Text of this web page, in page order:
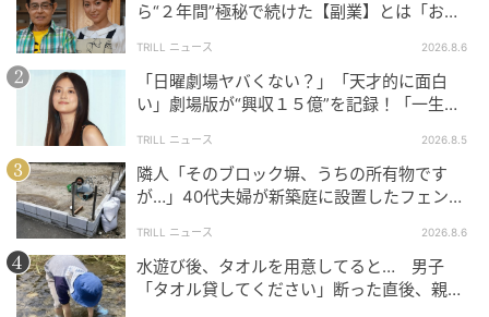
建築家の甲本音々(綾瀬はるかさん)とヒューマノイドの翔(桒木里夢さん)
(C)2026フジテレビジョン・ギャガ・東宝・AOI Pro.
ら“２年間”極秘で続けた【副業】とは「お金
TRILL ニュース 2026.8.6
「日曜劇場ヤバくない？」「天才的に面白
い」劇場版が“興収１５億”を記録！「一生言
TRILL ニュース 2026.8.5
隣人「そのブロック塀、うちの所有物です
が…」40代夫婦が新築庭に設置したフェン
TRILL ニュース 2026.8.6
水遊び後、タオルを用意してると… 男子
「タオル貸してください」断った直後、親が